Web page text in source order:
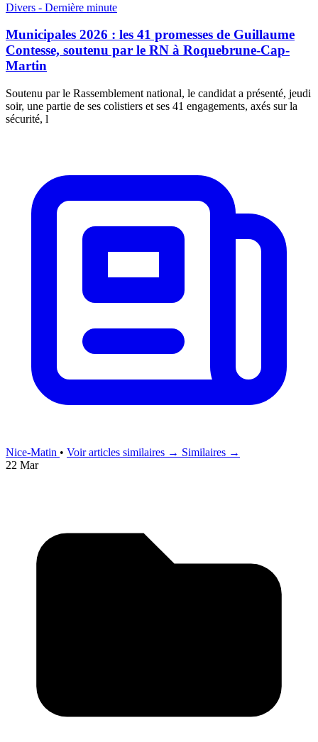
Divers - Dernière minute
Municipales 2026 : les 41 promesses de Guillaume
Contesse, soutenu par le RN à Roquebrune-Cap-
Martin
Soutenu par le Rassemblement national, le candidat a présenté, jeudi
soir, une partie de ses colistiers et ses 41 engagements, axés sur la
sécurité, l
Nice-Matin • Voir articles similaires → Similaires →
22 Mar